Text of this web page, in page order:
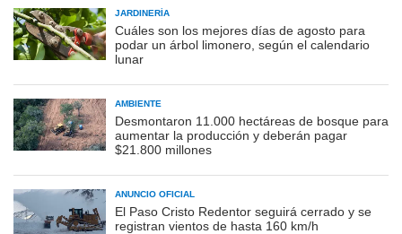
JARDINERÍA
Cuáles son los mejores días de agosto para
podar un árbol limonero, según el calendario
lunar
AMBIENTE
Desmontaron 11.000 hectáreas de bosque para
aumentar la producción y deberán pagar
$21.800 millones
ANUNCIO OFICIAL
El Paso Cristo Redentor seguirá cerrado y se
registran vientos de hasta 160 km/h